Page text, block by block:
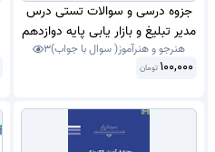
جزوه درسی و سوالات تستی درس
مدیر تبلیغ و بازار یابی پایه دوازدهم
حسابداری شاخه کاردانش خرداد
1400 با جواب.
هنرجو و هنرآموز( سوال با جواب)3
100,000 تومان